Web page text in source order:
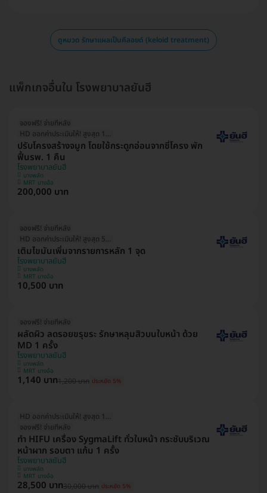
ดูหมวด รักษาแผลเป็นคีลอยด์ (keloid treatment)
แพ็กเกจอื่นใน โรงพยาบาลยันฮี
จองฟรี! จ่ายทีหลัง
HD ออกค่าประเมินให้! สูงสุด 1500 บ.
ปรับโครงสร้างจมูก โดยใช้กระดูกอ่อนจากซี่โครง พัก
ฟื้นรพ. 1 คืน
โรงพยาบาลยันฮี
บางพลัด
MRT บางอ้อ
200,000 บาท
จองฟรี! จ่ายทีหลัง
HD ออกค่าประเมินให้! สูงสุด 500 บ.
เติมไขมันเพิ่มจากรายการหลัก 1 จุด
โรงพยาบาลยันฮี
บางพลัด
MRT บางอ้อ
10,500 บาท
จองฟรี! จ่ายทีหลัง
ผลัดผิว ลดรอยขรุขระ รักษาหลุมสิวบนใบหน้า ด้วย
MD 1 ครั้ง
โรงพยาบาลยันฮี
บางพลัด
MRT บางอ้อ
1,140 บาท1,200 บาท ประหยัด 5%
HD ออกค่าประเมินให้! สูงสุด 1000 บ.
จองฟรี! จ่ายทีหลัง
ทำ HIFU เครื่อง SygmaLift ทั่วใบหน้า กระชับบริเวณ
หน้าผาก รอบตา แก้ม 1 ครั้ง
โรงพยาบาลยันฮี
บางพลัด
MRT บางอ้อ
28,500 บาท30,000 บาท ประหยัด 5%